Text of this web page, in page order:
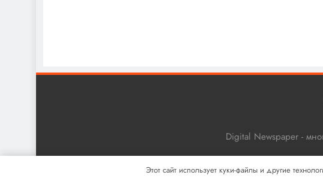
Digital Newspaper -
Этот сайт использует куки-файлы и другие